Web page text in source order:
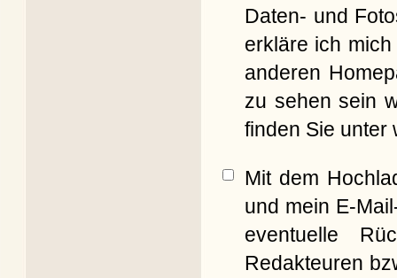
Daten- und
erkläre ich
anderen
zu sehen sein
finden Sie unter
Mit dem
und mein E-
eventuelle
Redakteuren